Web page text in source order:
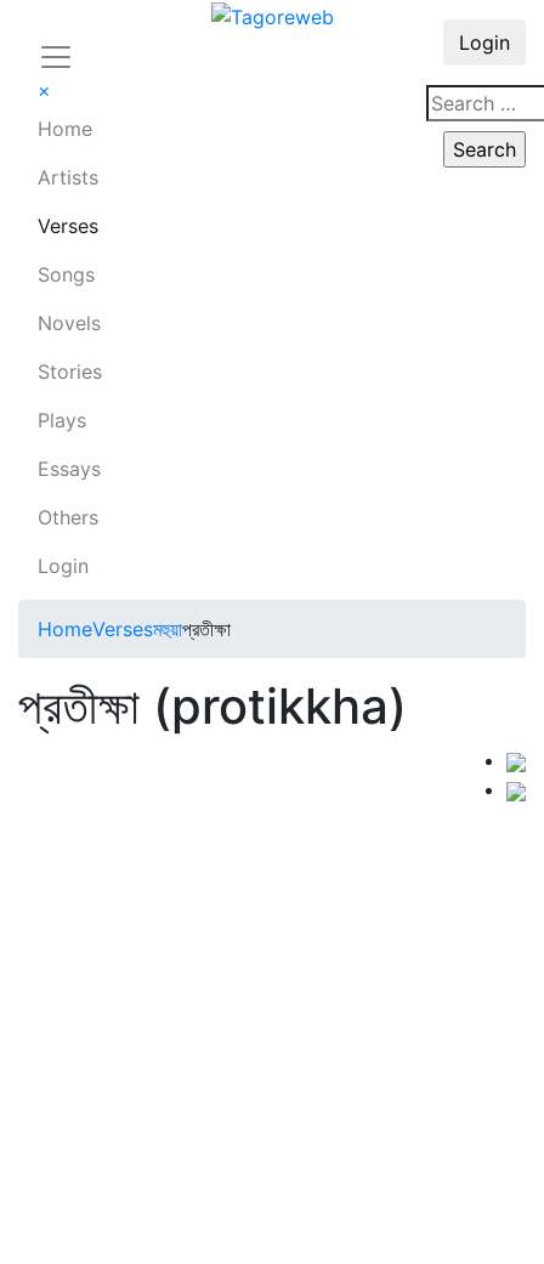
×
Home
Artists
Verses
Songs
Novels
Stories
Plays
Essays
Others
Login
Login
HomeVersesমহুয়াপ্রতীক্ষা
প্রতীক্ষা (protikkha)